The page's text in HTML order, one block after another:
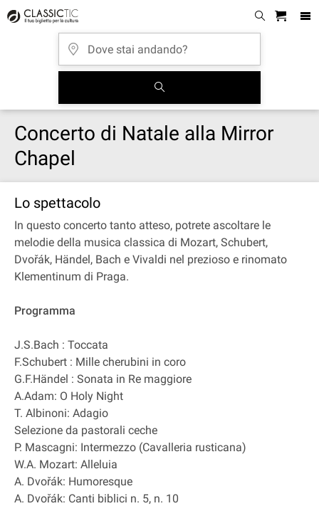
Concerto di Natale alla Mirror
Chapel
Lo spettacolo
In questo concerto tanto atteso, potrete ascoltare le
melodie della musica classica di Mozart, Schubert,
Dvořák, Händel, Bach e Vivaldi nel prezioso e rinomato
Klementinum di Praga.
Programma
J.S.Bach : Toccata
F.Schubert : Mille cherubini in coro
G.F.Händel : Sonata in Re maggiore
A.Adam: O Holy Night
T. Albinoni: Adagio
Selezione da pastorali ceche
P. Mascagni: Intermezzo (Cavalleria rusticana)
W.A. Mozart: Alleluia
A. Dvořák: Humoresque
A. Dvořák: Canti biblici n. 5, n. 10